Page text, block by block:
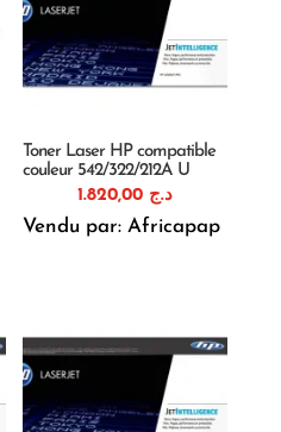
Toner Laser HP compatible
couleur 542/322/212A U
د.ج
Vendu par: Africapap